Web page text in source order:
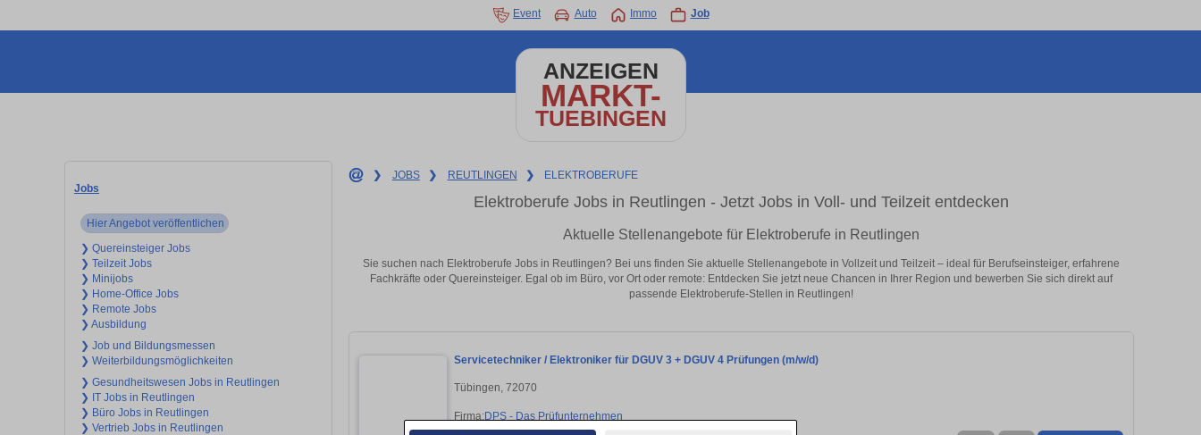
Event Auto Immo Job
ANZEIGEN
MARKT-
TUEBINGEN
Jobs
Hier Angebot veröffentlichen
❯ Quereinsteiger Jobs
❯ Teilzeit Jobs
❯ Minijobs
❯ Home-Office Jobs
❯ Remote Jobs
❯ Ausbildung
❯ Job und Bildungsmessen
❯ Weiterbildungsmöglichkeiten
❯ Gesundheitswesen Jobs in Reutlingen
❯ IT Jobs in Reutlingen
❯ Büro Jobs in Reutlingen
❯ Vertrieb Jobs in Reutlingen
❯ JOBS ❯ REUTLINGEN ❯ ELEKTROBERUFE
Elektroberufe Jobs in Reutlingen - Jetzt Jobs in Voll- und Teilzeit entdecken
Aktuelle Stellenangebote für Elektroberufe in Reutlingen
Sie suchen nach Elektroberufe Jobs in Reutlingen? Bei uns finden Sie aktuelle Stellenangebote in Vollzeit und Teilzeit – ideal für Berufseinsteiger, erfahrene
Fachkräfte oder Quereinsteiger. Egal ob im Büro, vor Ort oder remote: Entdecken Sie jetzt neue Chancen in Ihrer Region und bewerben Sie sich direkt auf
passende Elektroberufe-Stellen in Reutlingen!
Servicetechniker / Elektroniker für DGUV 3 + DGUV 4 Prüfungen (m/w/d)
Tübingen, 72070
Firma:DPS - Das Prüfunternehmen